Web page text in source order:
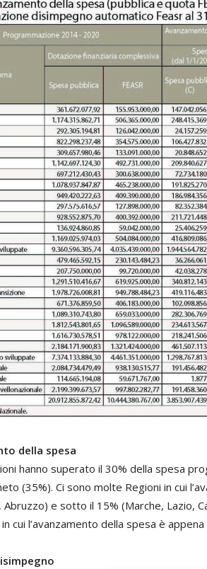
della spesa
hanno superato il 30% della spesa
(35%). Ci sono molte Regioni in cui
Abruzzo) e sotto il 15% (Marche, Lazio,
cui l’avanzamento della spesa è